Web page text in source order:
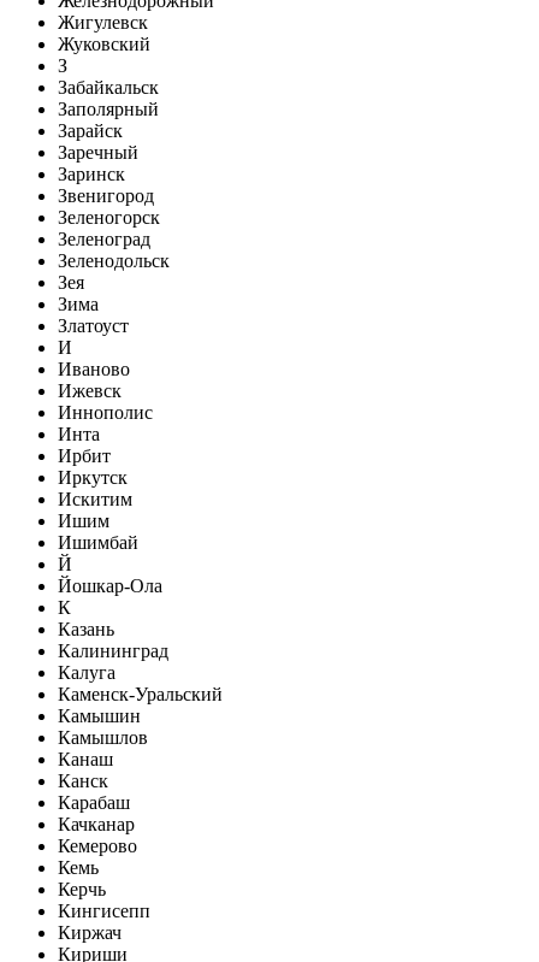
Жигулевск
Жуковский
З
Забайкальск
Заполярный
Зарайск
Заречный
Заринск
Звенигород
Зеленогорск
Зеленоград
Зеленодольск
Зея
Зима
Златоуст
И
Иваново
Ижевск
Иннополис
Инта
Ирбит
Иркутск
Искитим
Ишим
Ишимбай
Й
Йошкар-Ола
К
Казань
Калининград
Калуга
Каменск-Уральский
Камышин
Камышлов
Канаш
Канск
Карабаш
Качканар
Кемерово
Кемь
Керчь
Кингисепп
Киржач
Кириши